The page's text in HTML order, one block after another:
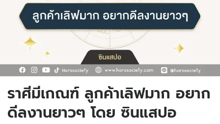
ราศีมีเกณฑ์ ลูกค้าเลิฟมาก อยาก
ดีลงานยาวๆ โดย ซินแสปอ